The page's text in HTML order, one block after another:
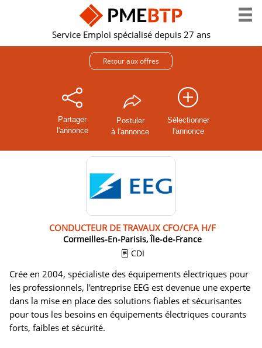
Service Emploi spécialisé depuis 27 ans
Retour aux offres
Partager
l'annonce
Postuler
à l'annonce
Sélectionner
l'annonce
CONDUCTEUR DE TRAVAUX CFO/CFA H/F
Cormeilles-En-Parisis, Île-de-France
CDI
Crée en 2004, spécialiste des équipements électriques pour
les professionnels, l'entreprise EEG est devenue une experte
dans la mise en place des solutions fiables et sécurisantes
pour tous les besoins en équipements électriques courants
forts, faibles et sécurité.